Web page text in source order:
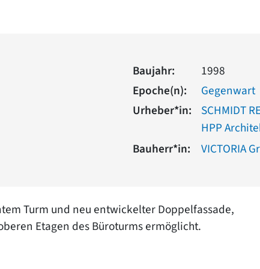
Baujahr:
1998
Epoche(n):
Gegenwart
Urheber*in:
SCHMIDT
HPP
Bauherr*in:
VICTORIA
Turm und neu entwickelter Doppelfassade,
Etagen des Büroturms ermöglicht.